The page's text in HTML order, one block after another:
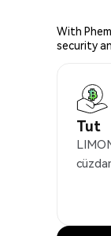
With
security
Tut